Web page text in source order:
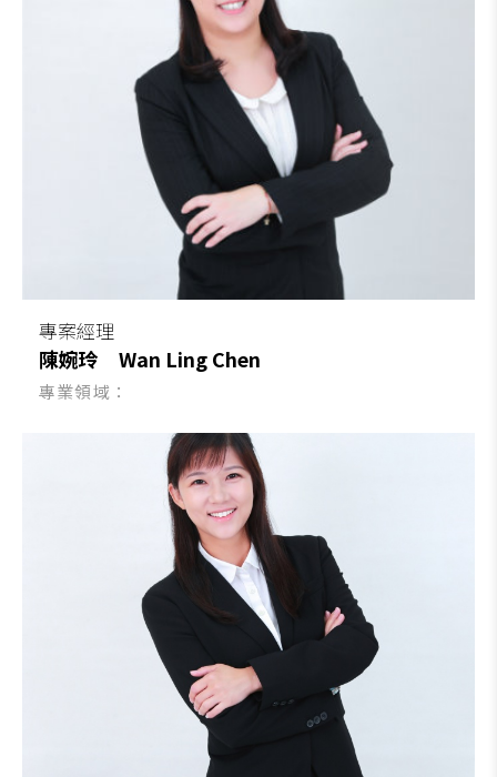
專案經理
陳婉玲 Wan Ling Chen
專業領域：